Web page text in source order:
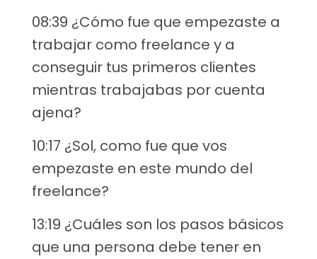
08:39 ¿Cómo fue que empezaste a
trabajar como freelance y a
conseguir tus primeros clientes
mientras trabajabas por cuenta
ajena?
10:17 ¿Sol, como fue que vos
empezaste en este mundo del
freelance?
13:19 ¿Cuáles son los pasos básicos
que una persona debe tener en